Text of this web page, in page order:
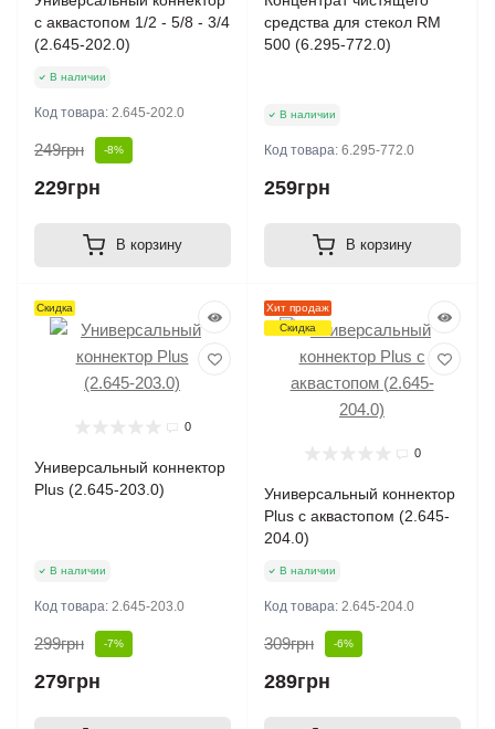
с аквастопом 1/2 - 5/8 - 3/4
(2.645-202.0)
В наличии
Код товара: 2.645-202.0
249грн -8%
229грн
В корзину
средства для стекол RM
500 (6.295-772.0)
В наличии
Код товара: 6.295-772.0
259грн
В корзину
Скидка
0
Универсальный коннектор
Plus (2.645-203.0)
В наличии
Код товара: 2.645-203.0
299грн -7%
279грн
Хит продаж
Скидка
0
Универсальный коннектор
Plus с аквастопом (2.645-
204.0)
В наличии
Код товара: 2.645-204.0
309грн -6%
289грн